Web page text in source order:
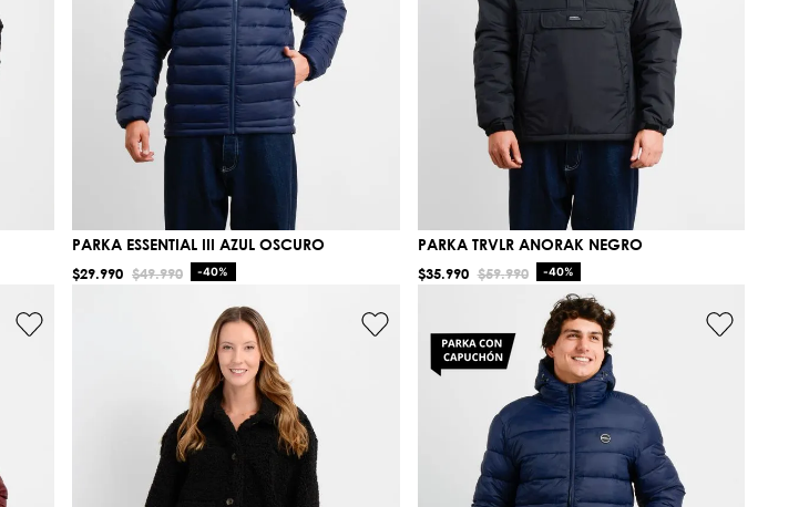
PARKA ESSENTIAL III AZUL OSCURO
$49.990
$29.990 -40%
PARKA TRVLR ANORAK NEGRO
$59.990
$35.990 -40%